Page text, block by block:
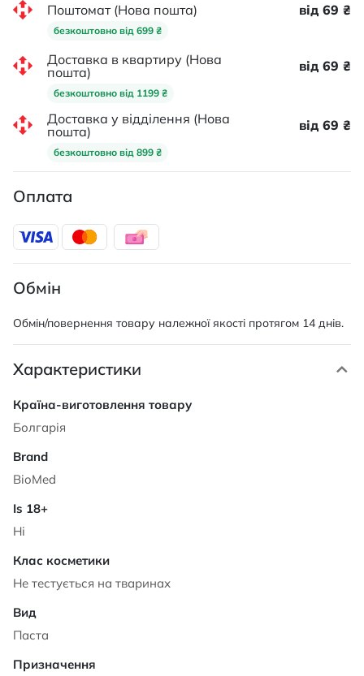
Поштомат (Нова пошта)
безкоштовно від 699 ₴
від 69 ₴
Доставка в квартиру (Нова
пошта)
безкоштовно від 1199 ₴
від 69 ₴
Доставка у відділення (Нова
пошта)
безкоштовно від 899 ₴
від 69 ₴
Оплата
Обмін
Обмін/повернення товару належної якості протягом 14 днів.
Характеристики
Характеристики
Болгарія
BioMed
Ні
Не тестується на тваринах
Паста